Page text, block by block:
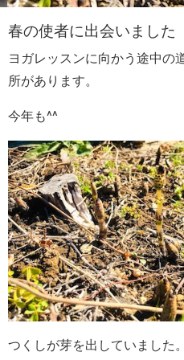
春の使者に出会いました
ヨガレッスンに向かう途中の
所があります。
今年も^^
つくしが芽を出していました。